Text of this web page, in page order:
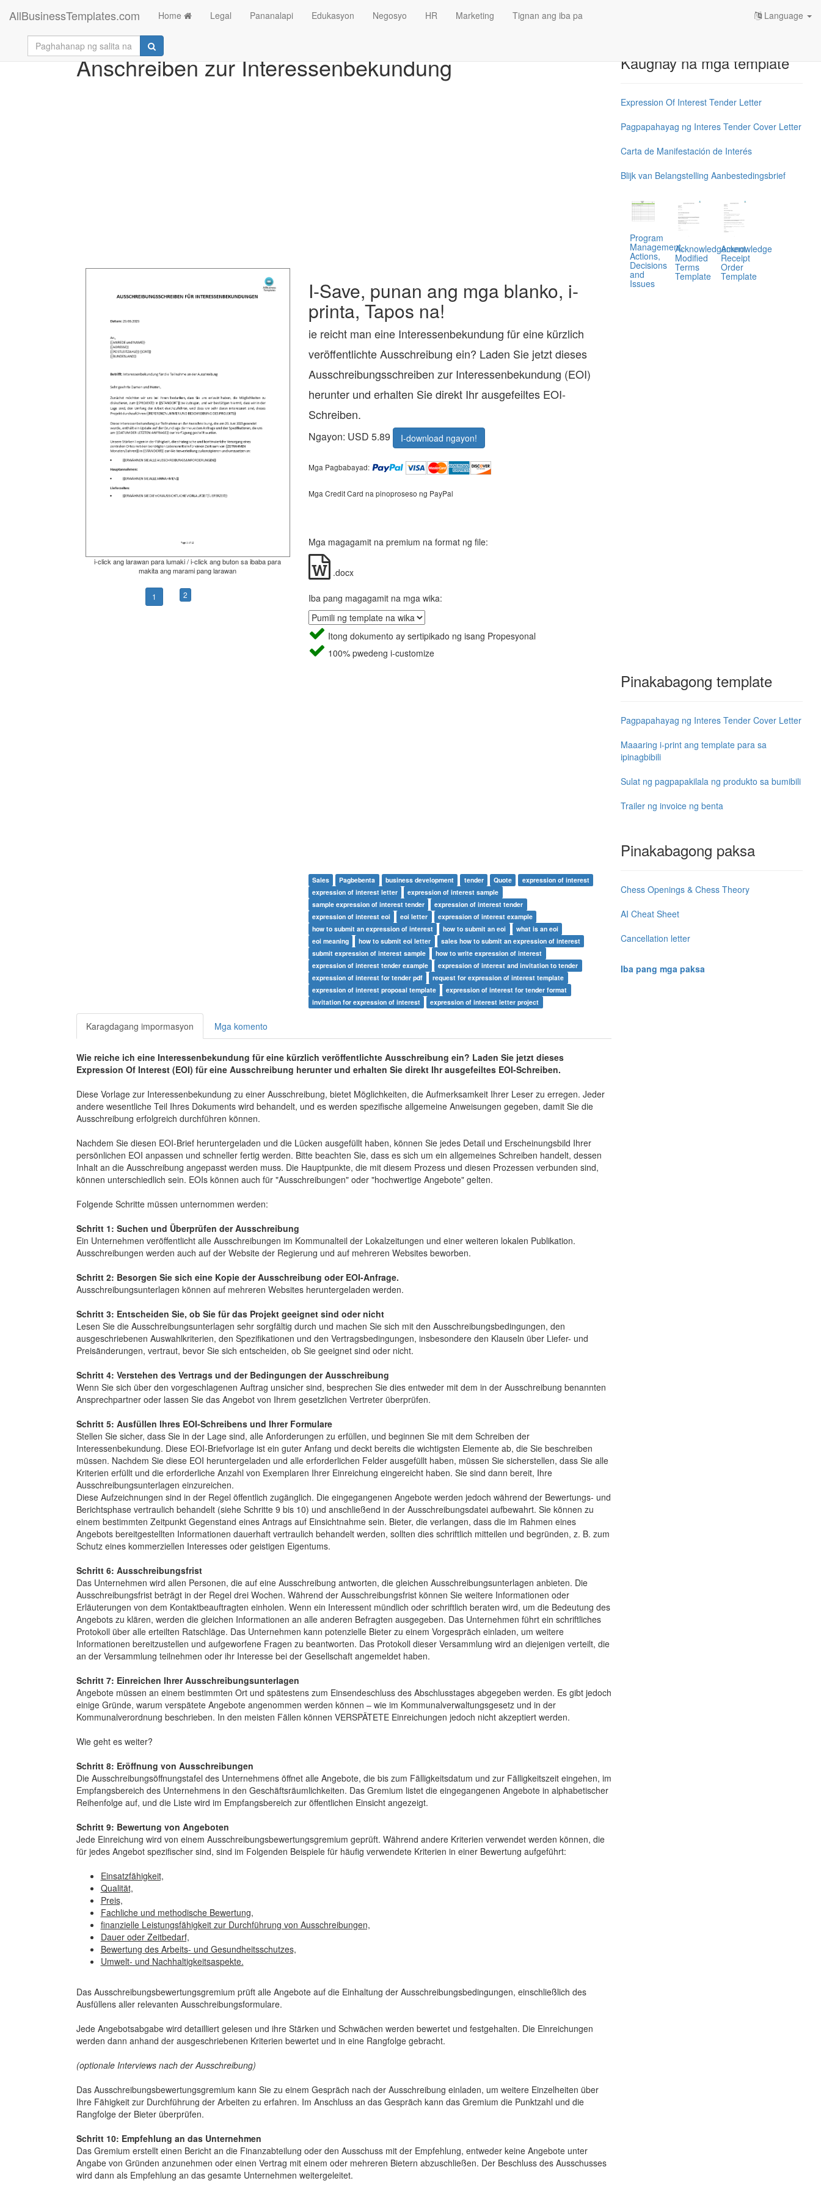
AllBusinessTemplates.com Home Legal Pananalapi Edukasyon Negosyo HR Marketing Tignan ang iba pa Language
Anschreiben zur Interessenbekundung
i-click ang larawan para lumaki / i-click ang buton sa ibaba para
makita ang marami pang larawan
1 2
I-Save, punan ang mga blanko, i-
printa, Tapos na!
ie reicht man eine Interessenbekundung für eine kürzlich
veröffentlichte Ausschreibung ein? Laden Sie jetzt dieses
Ausschreibungsschreiben zur Interessenbekundung (EOI)
herunter und erhalten Sie direkt Ihr ausgefeiltes EOI-
Schreiben.
Ngayon: USD 5.89 I-download ngayon!
Mga Pagbabayad:
Mga Credit Card na pinoproseso ng PayPal
Mga magagamit na premium na format ng file:
.docx
Iba pang magagamit na mga wika:
Itong dokumento ay sertipikado ng isang Propesyonal
100% pwedeng i-customize
Sales Pagbebenta business development tender Quote
expression of interest
expression of interest letter
expression of interest sample
sample expression of interest tender
expression of interest tender
expression of interest eoi
eoi letter
expression of interest example
how to submit an expression of interest
how to submit an eoi
what is an eoi
eoi meaning
how to submit eoi letter
sales how to submit an expression of interest
submit expression of interest sample
how to write expression of interest
expression of interest tender example
expression of interest and invitation to tender
expression of interest for tender pdf
request for expression of interest template
expression of interest proposal template
expression of interest for tender format
invitation for expression of interest
expression of interest letter project
Karagdagang impormasyon Mga komento
Wie reiche ich eine Interessenbekundung für eine kürzlich veröffentlichte Ausschreibung ein? Laden Sie jetzt dieses
Expression Of Interest (EOI) für eine Ausschreibung herunter und erhalten Sie direkt Ihr ausgefeiltes EOI-Schreiben.
Diese Vorlage zur Interessenbekundung zu einer Ausschreibung, bietet Möglichkeiten, die Aufmerksamkeit Ihrer Leser zu erregen. Jeder
andere wesentliche Teil Ihres Dokuments wird behandelt, und es werden spezifische allgemeine Anweisungen gegeben, damit Sie die
Ausschreibung erfolgreich durchführen können.
Nachdem Sie diesen EOI-Brief heruntergeladen und die Lücken ausgefüllt haben, können Sie jedes Detail und Erscheinungsbild Ihrer
persönlichen EOI anpassen und schneller fertig werden. Bitte beachten Sie, dass es sich um ein allgemeines Schreiben handelt, dessen
Inhalt an die Ausschreibung angepasst werden muss. Die Hauptpunkte, die mit diesem Prozess und diesen Prozessen verbunden sind,
können unterschiedlich sein. EOIs können auch für "Ausschreibungen" oder "hochwertige Angebote" gelten.
Folgende Schritte müssen unternommen werden:
Schritt 1: Suchen und Überprüfen der Ausschreibung
Ein Unternehmen veröffentlicht alle Ausschreibungen im Kommunalteil der Lokalzeitungen und einer weiteren lokalen Publikation.
Ausschreibungen werden auch auf der Website der Regierung und auf mehreren Websites beworben.
Schritt 2: Besorgen Sie sich eine Kopie der Ausschreibung oder EOI-Anfrage.
Ausschreibungsunterlagen können auf mehreren Websites heruntergeladen werden.
Schritt 3: Entscheiden Sie, ob Sie für das Projekt geeignet sind oder nicht
Lesen Sie die Ausschreibungsunterlagen sehr sorgfältig durch und machen Sie sich mit den Ausschreibungsbedingungen, den
ausgeschriebenen Auswahlkriterien, den Spezifikationen und den Vertragsbedingungen, insbesondere den Klauseln über Liefer- und
Preisänderungen, vertraut, bevor Sie sich entscheiden, ob Sie geeignet sind oder nicht.
Schritt 4: Verstehen des Vertrags und der Bedingungen der Ausschreibung
Wenn Sie sich über den vorgeschlagenen Auftrag unsicher sind, besprechen Sie dies entweder mit dem in der Ausschreibung benannten
Ansprechpartner oder lassen Sie das Angebot von Ihrem gesetzlichen Vertreter überprüfen.
Schritt 5: Ausfüllen Ihres EOI-Schreibens und Ihrer Formulare
Stellen Sie sicher, dass Sie in der Lage sind, alle Anforderungen zu erfüllen, und beginnen Sie mit dem Schreiben der
Interessenbekundung. Diese EOI-Briefvorlage ist ein guter Anfang und deckt bereits die wichtigsten Elemente ab, die Sie beschreiben
müssen. Nachdem Sie diese EOI heruntergeladen und alle erforderlichen Felder ausgefüllt haben, müssen Sie sicherstellen, dass Sie alle
Kriterien erfüllt und die erforderliche Anzahl von Exemplaren Ihrer Einreichung eingereicht haben. Sie sind dann bereit, Ihre
Ausschreibungsunterlagen einzureichen.
Diese Aufzeichnungen sind in der Regel öffentlich zugänglich. Die eingegangenen Angebote werden jedoch während der Bewertungs- und
Berichtsphase vertraulich behandelt (siehe Schritte 9 bis 10) und anschließend in der Ausschreibungsdatei aufbewahrt. Sie können zu
einem bestimmten Zeitpunkt Gegenstand eines Antrags auf Einsichtnahme sein. Bieter, die verlangen, dass die im Rahmen eines
Angebots bereitgestellten Informationen dauerhaft vertraulich behandelt werden, sollten dies schriftlich mitteilen und begründen, z. B. zum
Schutz eines kommerziellen Interesses oder geistigen Eigentums.
Schritt 6: Ausschreibungsfrist
Das Unternehmen wird allen Personen, die auf eine Ausschreibung antworten, die gleichen Ausschreibungsunterlagen anbieten. Die
Ausschreibungsfrist beträgt in der Regel drei Wochen. Während der Ausschreibungsfrist können Sie weitere Informationen oder
Erläuterungen von dem Kontaktbeauftragten einholen. Wenn ein Interessent mündlich oder schriftlich beraten wird, um die Bedeutung des
Angebots zu klären, werden die gleichen Informationen an alle anderen Befragten ausgegeben. Das Unternehmen führt ein schriftliches
Protokoll über alle erteilten Ratschläge. Das Unternehmen kann potenzielle Bieter zu einem Vorgespräch einladen, um weitere
Informationen bereitzustellen und aufgeworfene Fragen zu beantworten. Das Protokoll dieser Versammlung wird an diejenigen verteilt, die
an der Versammlung teilnehmen oder ihr Interesse bei der Gesellschaft angemeldet haben.
Schritt 7: Einreichen Ihrer Ausschreibungsunterlagen
Angebote müssen an einem bestimmten Ort und spätestens zum Einsendeschluss des Abschlusstages abgegeben werden. Es gibt jedoch
einige Gründe, warum verspätete Angebote angenommen werden können – wie im Kommunalverwaltungsgesetz und in der
Kommunalverordnung beschrieben. In den meisten Fällen können VERSPÄTETE Einreichungen jedoch nicht akzeptiert werden.
Wie geht es weiter?
Schritt 8: Eröffnung von Ausschreibungen
Die Ausschreibungsöffnungstafel des Unternehmens öffnet alle Angebote, die bis zum Fälligkeitsdatum und zur Fälligkeitszeit eingehen, im
Empfangsbereich des Unternehmens in den Geschäftsräumlichkeiten. Das Gremium listet die eingegangenen Angebote in alphabetischer
Reihenfolge auf, und die Liste wird im Empfangsbereich zur öffentlichen Einsicht angezeigt.
Schritt 9: Bewertung von Angeboten
Jede Einreichung wird von einem Ausschreibungsbewertungsgremium geprüft. Während andere Kriterien verwendet werden können, die
für jedes Angebot spezifischer sind, sind im Folgenden Beispiele für häufig verwendete Kriterien in einer Bewertung aufgeführt:
Einsatzfähigkeit,
Qualität,
Preis,
Fachliche und methodische Bewertung,
finanzielle Leistungsfähigkeit zur Durchführung von Ausschreibungen,
Dauer oder Zeitbedarf,
Bewertung des Arbeits- und Gesundheitsschutzes,
Umwelt- und Nachhaltigkeitsaspekte.
Das Ausschreibungsbewertungsgremium prüft alle Angebote auf die Einhaltung der Ausschreibungsbedingungen, einschließlich des
Ausfüllens aller relevanten Ausschreibungsformulare.
Jede Angebotsabgabe wird detailliert gelesen und ihre Stärken und Schwächen werden bewertet und festgehalten. Die Einreichungen
werden dann anhand der ausgeschriebenen Kriterien bewertet und in eine Rangfolge gebracht.
(optionale Interviews nach der Ausschreibung)
Das Ausschreibungsbewertungsgremium kann Sie zu einem Gespräch nach der Ausschreibung einladen, um weitere Einzelheiten über
Ihre Fähigkeit zur Durchführung der Arbeiten zu erfahren. Im Anschluss an das Gespräch kann das Gremium die Punktzahl und die
Rangfolge der Bieter überprüfen.
Schritt 10: Empfehlung an das Unternehmen
Das Gremium erstellt einen Bericht an die Finanzabteilung oder den Ausschuss mit der Empfehlung, entweder keine Angebote unter
Angabe von Gründen anzunehmen oder einen Vertrag mit einem oder mehreren Bietern abzuschließen. Der Beschluss des Ausschusses
wird dann als Empfehlung an das gesamte Unternehmen weitergeleitet.
Kaugnay na mga template
Expression Of Interest Tender Letter
Pagpapahayag ng Interes Tender Cover Letter
Carta de Manifestación de Interés
Blijk van Belangstelling Aanbestedingsbrief
Program
Management,
Actions,
Decisions
and
Issues
Acknowledgement
Modified
Terms
Template
Acknowledge
Receipt
Order
Template
Pinakabagong template
Pagpapahayag ng Interes Tender Cover Letter
Maaaring i-print ang template para sa
ipinagbibili
Sulat ng pagpapakilala ng produkto sa bumibili
Trailer ng invoice ng benta
Pinakabagong paksa
Chess Openings & Chess Theory
AI Cheat Sheet
Cancellation letter
Iba pang mga paksa